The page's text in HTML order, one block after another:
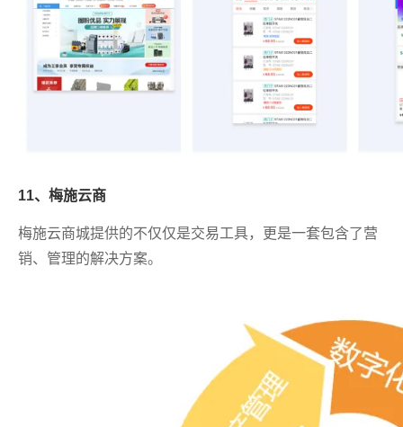
11、梅施云商
梅施云商城提供的不仅仅是交易工具，更是一套包含了营
销、管理的解决方案。